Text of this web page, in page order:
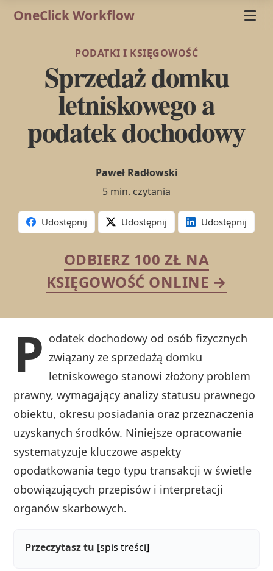
OneClick Workflow
PODATKI I KSIĘGOWOŚĆ
Sprzedaż domku
letniskowego a
podatek dochodowy
Paweł Radłowski
5 min. czytania
Udostępnij Udostępnij Udostępnij
ODBIERZ 100 ZŁ NA
KSIĘGOWOŚĆ ONLINE →
P odatek dochodowy od osób fizycznych
związany ze sprzedażą domku
letniskowego stanowi złożony problem
prawny, wymagający analizy statusu prawnego
obiektu, okresu posiadania oraz przeznaczenia
uzyskanych środków. Niniejsze opracowanie
systematyzuje kluczowe aspekty
opodatkowania tego typu transakcji w świetle
obowiązujących przepisów i interpretacji
organów skarbowych.
Przeczytasz tu [spis treści]